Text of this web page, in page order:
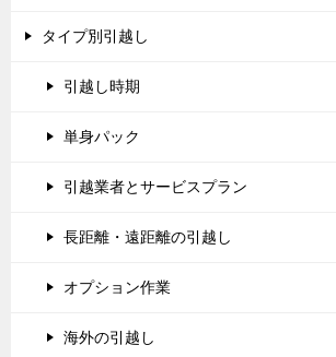
タイプ別引越し
引越し時期
単身パック
引越業者とサービスプラン
長距離・遠距離の引越し
オプション作業
海外の引越し